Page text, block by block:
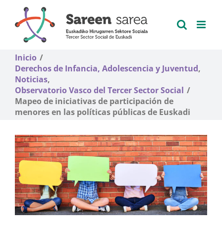
contenido
Inicio
Derechos de Infancia, Adolescencia y Juventud
Noticias
Observatorio Vasco del Tercer Sector Social
Mapeo de iniciativas de participación de
menores en las políticas públicas de Euskadi